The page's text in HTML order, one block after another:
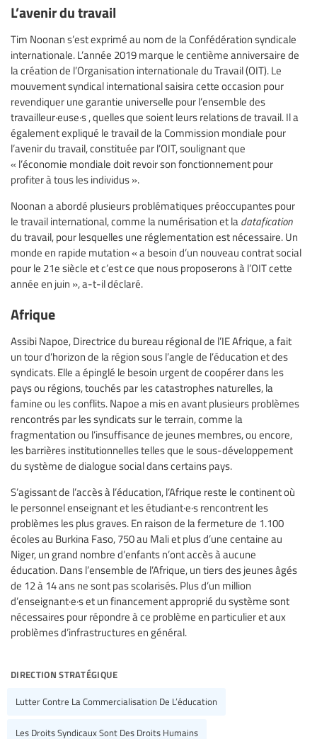
L’avenir du travail
Tim Noonan s’est exprimé au nom de la Confédération syndicale
internationale. L’année 2019 marque le centième anniversaire de
la création de l’Organisation internationale du Travail (OIT). Le
mouvement syndical international saisira cette occasion pour
revendiquer une garantie universelle pour l’ensemble des
travailleur·euse·s , quelles que soient leurs relations de travail. Il a
également expliqué le travail de la Commission mondiale pour
l’avenir du travail, constituée par l’OIT, soulignant que
« l’économie mondiale doit revoir son fonctionnement pour
profiter à tous les individus ».
Noonan a abordé plusieurs problématiques préoccupantes pour
le travail international, comme la numérisation et la datafication
du travail, pour lesquelles une réglementation est nécessaire. Un
monde en rapide mutation « a besoin d’un nouveau contrat social
pour le 21e siècle et c’est ce que nous proposerons à l’OIT cette
année en juin », a-t-il déclaré.
Afrique
Assibi Napoe, Directrice du bureau régional de l’IE Afrique, a fait
un tour d’horizon de la région sous l’angle de l’éducation et des
syndicats. Elle a épinglé le besoin urgent de coopérer dans les
pays ou régions, touchés par les catastrophes naturelles, la
famine ou les conflits. Napoe a mis en avant plusieurs problèmes
rencontrés par les syndicats sur le terrain, comme la
fragmentation ou l’insuffisance de jeunes membres, ou encore,
les barrières institutionnelles telles que le sous-développement
du système de dialogue social dans certains pays.
S’agissant de l’accès à l’éducation, l’Afrique reste le continent où
le personnel enseignant et les étudiant·e·s rencontrent les
problèmes les plus graves. En raison de la fermeture de 1.100
écoles au Burkina Faso, 750 au Mali et plus d’une centaine au
Niger, un grand nombre d’enfants n’ont accès à aucune
éducation. Dans l’ensemble de l’Afrique, un tiers des jeunes âgés
de 12 à 14 ans ne sont pas scolarisés. Plus d’un million
d’enseignant·e·s et un financement approprié du système sont
nécessaires pour répondre à ce problème en particulier et aux
problèmes d’infrastructures en général.
direction stratégique
Lutter Contre La Commercialisation De L’éducation
Les Droits Syndicaux Sont Des Droits Humains